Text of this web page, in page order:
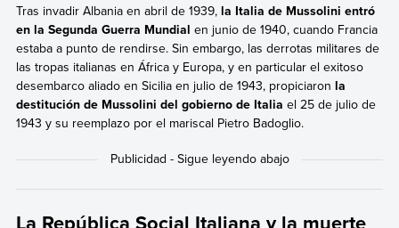
Tras invadir Albania en abril de 1939,la Italia de Mussolini entró
en la Segunda Guerra Mundial en junio de 1940, cuando Francia
estaba a punto de rendirse. Sin embargo, las derrotas militares de
las tropas italianas en África y Europa, y en particular el exitoso
desembarco aliado en Sicilia en julio de 1943, propiciaron la
destitución de Mussolini del gobierno de Italia el 25 de julio de
1943 y su reemplazo por el mariscal Pietro Badoglio.